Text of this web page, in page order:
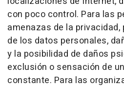
con poco control. Para las
amenazas de la
de los datos personales,
y la posibilidad de daños
exclusión o sensación de
constante. Para las